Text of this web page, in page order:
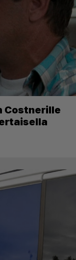
Costnerille